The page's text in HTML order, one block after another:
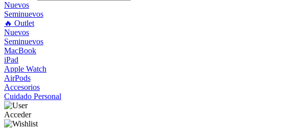
Nuevos
Seminuevos
🔥 Outlet
Nuevos
Seminuevos
MacBook
iPad
Apple Watch
AirPods
Accesorios
Cuidado Personal
Acceder